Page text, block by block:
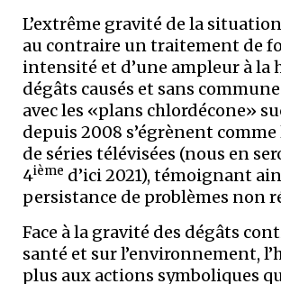
L’extrême gravité de la
au contraire un traitement de
intensité et d’une ampleur à la
dégâts causés et sans
avec les «plans chlordécone»
depuis 2008 s’égrènent comme
de séries télévisées (nous en
4ième d’ici 2021), témoignant
persistance de problèmes non
Face à la gravité des dégâts
santé et sur l’environnement,
plus aux actions symboliques